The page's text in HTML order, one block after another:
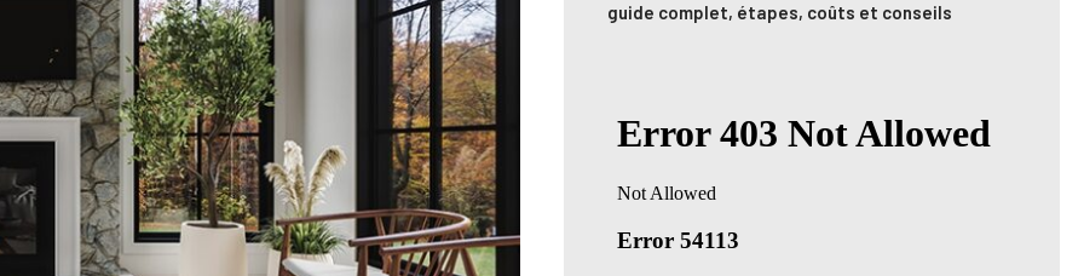
guide complet, étapes, coûts et conseils